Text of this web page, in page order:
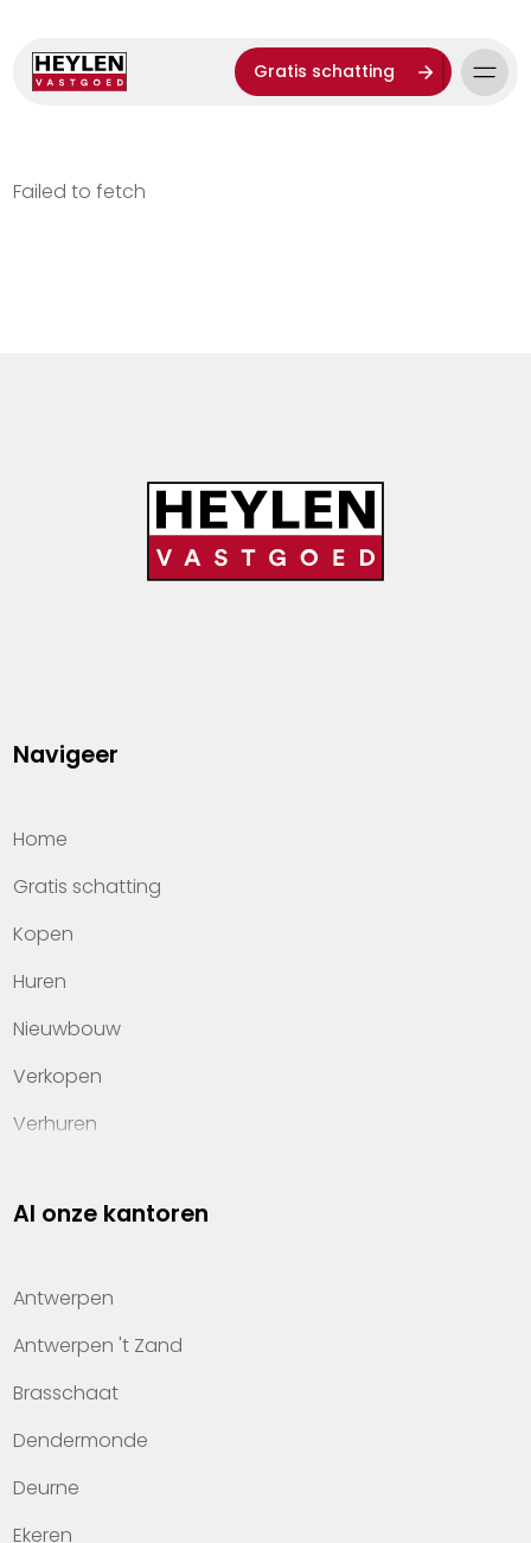
Gratis schatting
Failed to fetch
Navigeer
Home
Gratis schatting
Kopen
Huren
Nieuwbouw
Verkopen
Verhuren
Property management
Kennis van wonen
Kantoren
Veelgestelde vragen
Werken bij Heylen Vastgoed
Contact
Al onze kantoren
Antwerpen
Antwerpen 't Zand
Brasschaat
Dendermonde
Deurne
Ekeren